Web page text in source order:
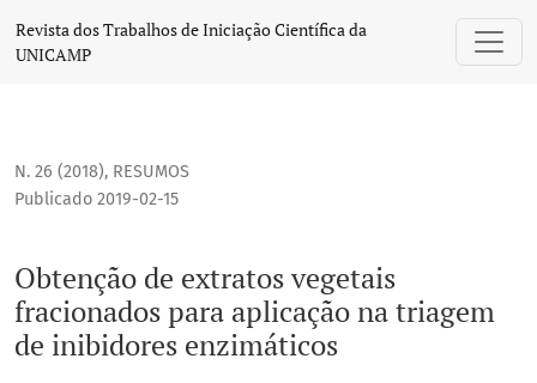
Obtenção de extratos vegetais fracionados para
Revista dos Trabalhos de Iniciação Científica da
UNICAMP
N. 26 (2018), RESUMOS
Obtenção de extratos vegetais
fracionados para aplicação na triagem
de inibidores enzimáticos
Publicado 2019-02-15